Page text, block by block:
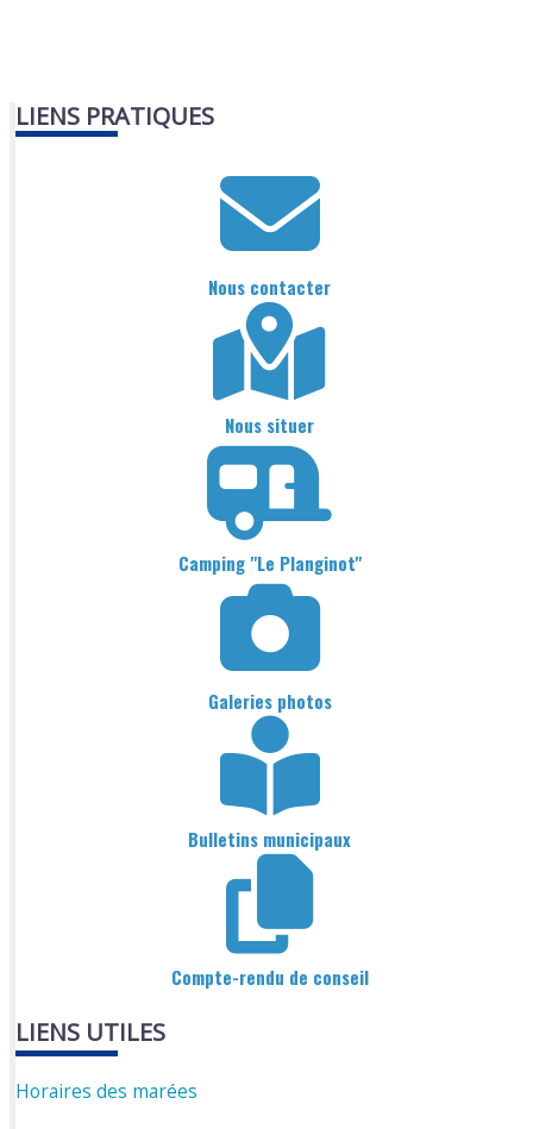
LIENS PRATIQUES
Nous contacter
Nous situer
Camping "Le Planginot"
Galeries photos
Bulletins municipaux
Compte-rendu de conseil
LIENS UTILES
Horaires des marées